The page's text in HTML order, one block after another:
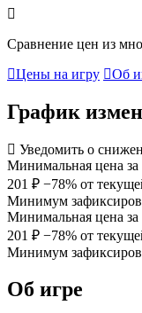
Сравнение цен из
Цены на игру
Об
График
Уведомить о
Минимальная цена за
201 ₽ −78% от
Минимум
Минимальная цена за
201 ₽ −78% от
Минимум
Об игре